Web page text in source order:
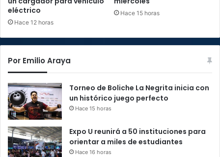
eléctrico
Hace 12 horas
Hace 15 horas
Por Emilio Araya
Torneo de Boliche La Negrita inicia con
un histórico juego perfecto
Hace 15 horas
Expo U reunirá a 50 instituciones para
orientar a miles de estudiantes
Hace 16 horas